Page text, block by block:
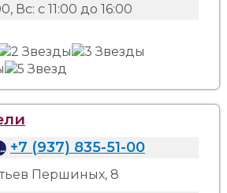
Вс: с 11:00 до 16:00
+7 (937) 835-51-00
Першиных, 8